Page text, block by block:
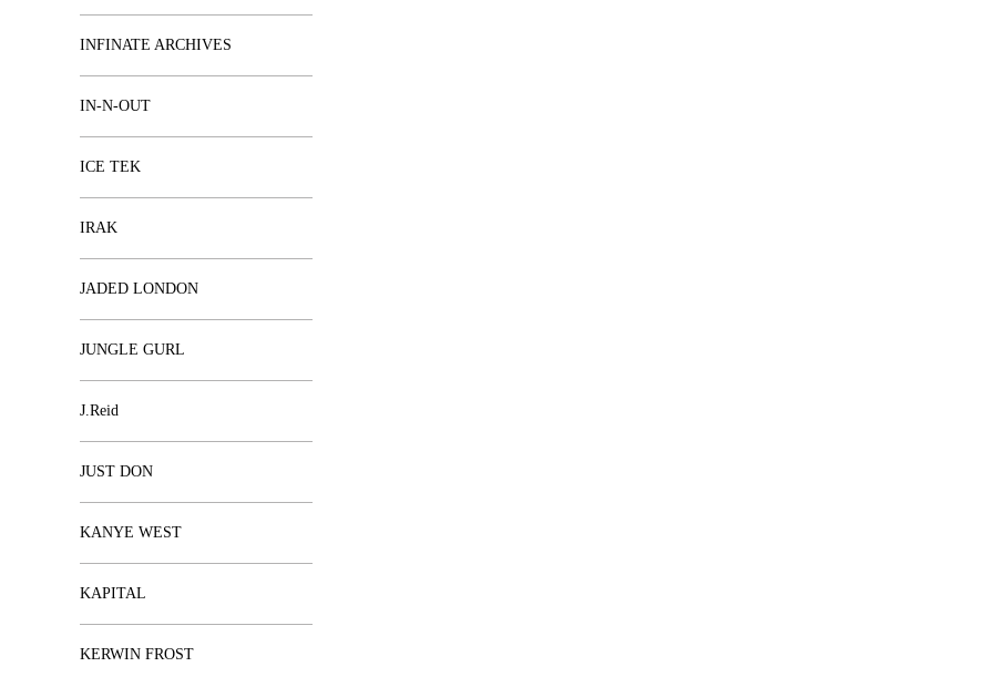
INFINATE ARCHIVES
IN-N-OUT
ICE TEK
IRAK
JADED LONDON
JUNGLE GURL
J.Reid
JUST DON
KANYE WEST
KAPITAL
KERWIN FROST